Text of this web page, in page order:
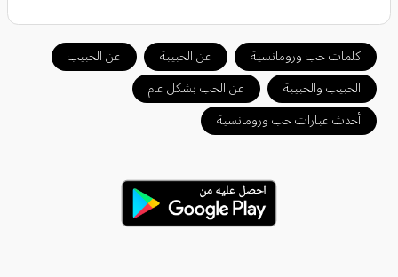
كلمات حب ورومانسية عن الحبيبة
عن الحبيب
الحبيب والحبيبة
عن الحب بشكل عام
أحدث عبارات حب ورومانسية